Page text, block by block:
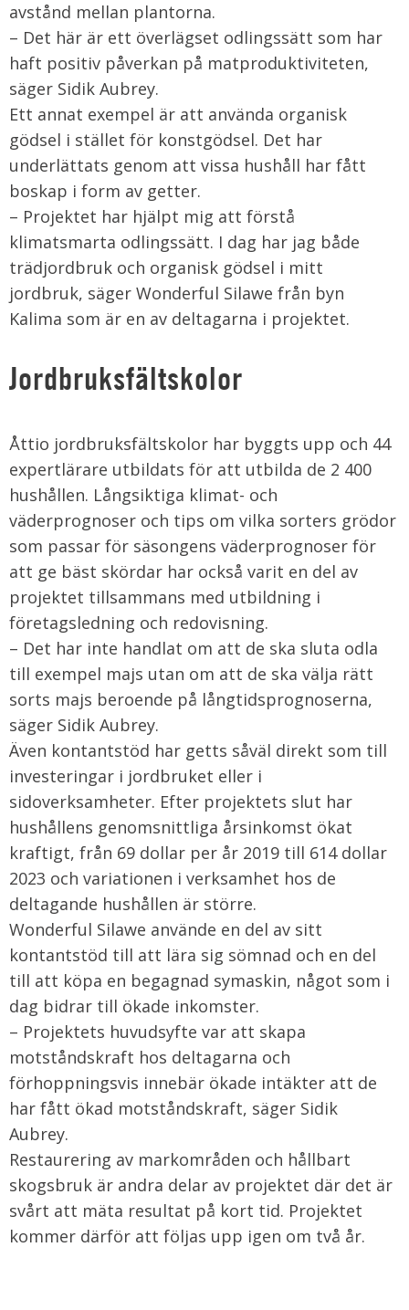
avstånd mellan plantorna.
– Det här är ett överlägset odlingssätt som har
haft positiv påverkan på matproduktiviteten,
säger Sidik Aubrey.
Ett annat exempel är att använda organisk
gödsel i stället för konstgödsel. Det har
underlättats genom att vissa hushåll har fått
boskap i form av getter.
– Projektet har hjälpt mig att förstå
klimatsmarta odlingssätt. I dag har jag både
trädjordbruk och organisk gödsel i mitt
jordbruk, säger Wonderful Silawe från byn
Kalima som är en av deltagarna i projektet.
Jordbruksfältskolor
Åttio jordbruksfältskolor har byggts upp och 44
expertlärare utbildats för att utbilda de 2 400
hushållen. Långsiktiga klimat- och
väderprognoser och tips om vilka sorters grödor
som passar för säsongens väderprognoser för
att ge bäst skördar har också varit en del av
projektet tillsammans med utbildning i
företagsledning och redovisning.
– Det har inte handlat om att de ska sluta odla
till exempel majs utan om att de ska välja rätt
sorts majs beroende på långtidsprognoserna,
säger Sidik Aubrey.
Även kontantstöd har getts såväl direkt som till
investeringar i jordbruket eller i
sidoverksamheter. Efter projektets slut har
hushållens genomsnittliga årsinkomst ökat
kraftigt, från 69 dollar per år 2019 till 614 dollar
2023 och variationen i verksamhet hos de
deltagande hushållen är större.
Wonderful Silawe använde en del av sitt
kontantstöd till att lära sig sömnad och en del
till att köpa en begagnad symaskin, något som i
dag bidrar till ökade inkomster.
– Projektets huvudsyfte var att skapa
motståndskraft hos deltagarna och
förhoppningsvis innebär ökade intäkter att de
har fått ökad motståndskraft, säger Sidik
Aubrey.
Restaurering av markområden och hållbart
skogsbruk är andra delar av projektet där det är
svårt att mäta resultat på kort tid. Projektet
kommer därför att följas upp igen om två år.